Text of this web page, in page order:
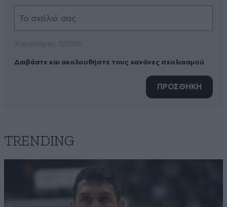
Διαβάστε και ακολουθήστε τους κανόνες σχολιασμού
ΠΡΟΣΘΗΚΗ
TRENDING